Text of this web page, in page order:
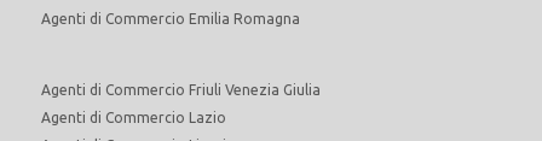
Agenti di Commercio Emilia Romagna
Agenti di Commercio Friuli Venezia Giulia
Agenti di Commercio Lazio